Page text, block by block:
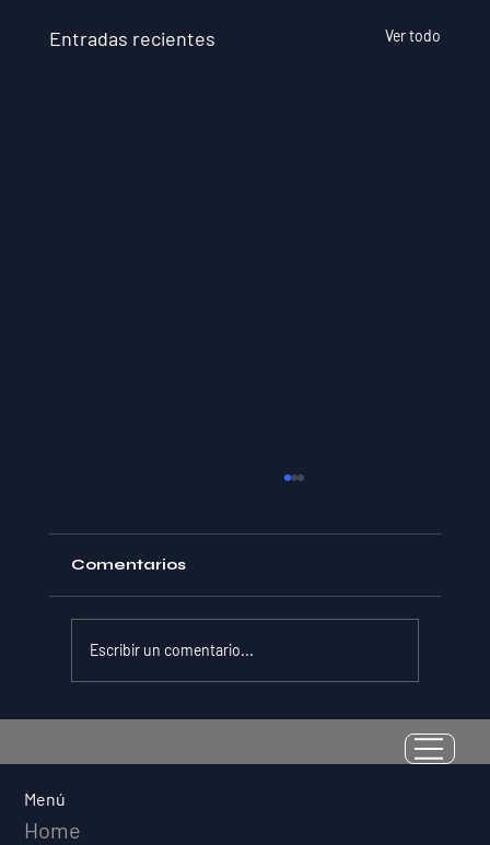
Entradas recientes Ver todo
La Resiliencia como Habilidad
Medible: Por Qué el Cociente de
Comentarios
Escribir un comentario...
Menú
Home